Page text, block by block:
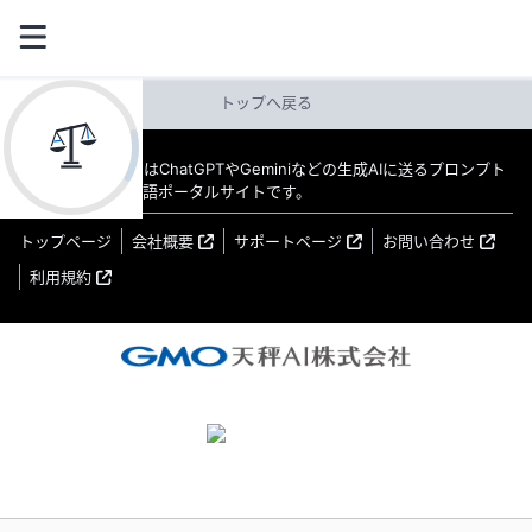
トップへ戻る
教えてAI byGMO はChatGPTやGeminiなどの生成AIに送るプロンプト
（指示文）の日本語ポータルサイトです。
トップページ 会社概要 サポートページ
お問い合わせ
利用規約